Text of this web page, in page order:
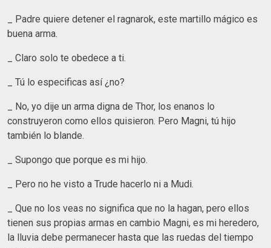
_ Padre quiere detener el ragnarok, este martillo mágico es
buena arma.
_ Claro solo te obedece a ti.
_ Tú lo especificas así ¿no?
_ No, yo dije un arma digna de Thor, los enanos lo
construyeron como ellos quisieron. Pero Magni, tú hijo
también lo blande.
_ Supongo que porque es mi hijo.
_ Pero no he visto a Trude hacerlo ni a Mudi.
_ Que no los veas no significa que no la hagan, pero ellos
tienen sus propias armas en cambio Magni, es mi heredero,
la lluvia debe permanecer hasta que las ruedas del tiempo